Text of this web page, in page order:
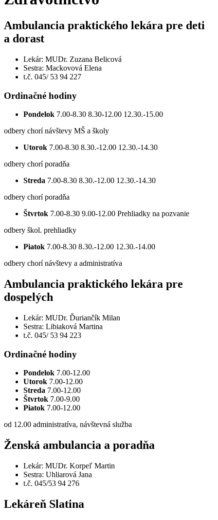
Ambulancia praktického lekára pre deti
a dorast
Lekár: MUDr. Zuzana Belicová
Sestra: Mackovová Elena
t.č. 045/ 53 94 227
Ordinačné hodiny
Pondelok 7.00-8.30 8.30-12.00 12.30.-15.00
odbery chorí návštevy MŠ a školy
Utorok 7.00-8.30 8.30.-12.00 12.30.-14.30
odbery chorí poradňa
Streda 7.00-8.30 8.30.-12.00 12.30.-14.30
odbery chorí poradňa
Štvrtok 7.00-8.30 9.00-12.00 Prehliadky na pozvanie
odbery škol. prehliadky
Piatok 7.00-8.30 8.30.-12.00 12.30.-14.00
odbery chorí návštevy a administratíva
Ambulancia praktického lekára pre
dospelých
Lekár: MUDr. Ďuriančík Milan
Sestra: Libiaková Martina
t.č. 045/ 53 94 223
Ordinačné hodiny
Pondelok 7.00-12.00
Utorok 7.00-12.00
Streda 7.00-12.00
Štvrtok 7.00-9.00
Piatok 7.00-12.00
od 12.00 administratíva, návštevná služba
Ženská ambulancia a poradňa
Lekár: MUDr. Korpeľ Martin
Sestra: Uhliarová Jana
t.č. 045/53 94 276
Lekáreň Slatina